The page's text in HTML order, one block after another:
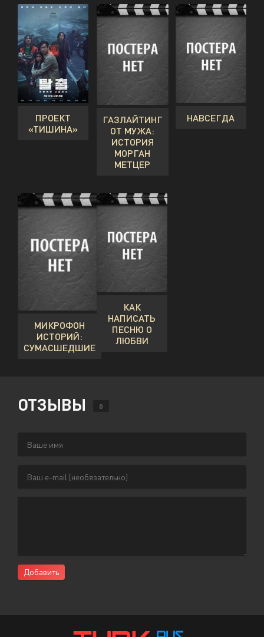
ПРОЕКТ
«ТИШИНА»
ГАЗЛАЙТИНГ
ОТ МУЖА:
ИСТОРИЯ
МОРГАН
МЕТЦЕР
НАВСЕГДА
МИКРОФОН
ИСТОРИЙ:
СУМАСШЕДШИЕ
КАК
НАПИСАТЬ
ПЕСНЮ О
ЛЮБВИ
ОТЗЫВЫ 0
Добавить